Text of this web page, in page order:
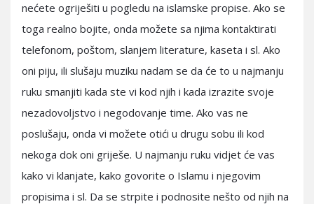
nećete ogriješiti u pogledu na islamske propise. Ako se
toga realno bojite, onda možete sa njima kontaktirati
telefonom, poštom, slanjem literature, kaseta i sl. Ako
oni piju, ili slušaju muziku nadam se da će to u najmanju
ruku smanjiti kada ste vi kod njih i kada izrazite svoje
nezadovoljstvo i negodovanje time. Ako vas ne
poslušaju, onda vi možete otići u drugu sobu ili kod
nekoga dok oni griješe. U najmanju ruku vidjet će vas
kako vi klanjate, kako govorite o Islamu i njegovim
propisima i sl. Da se strpite i podnosite nešto od njih na